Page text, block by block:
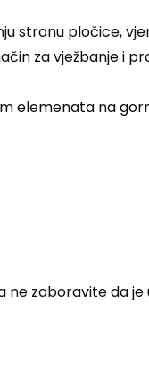
stranu pločice,
za vježbanje i
elemenata na
zaboravite da je